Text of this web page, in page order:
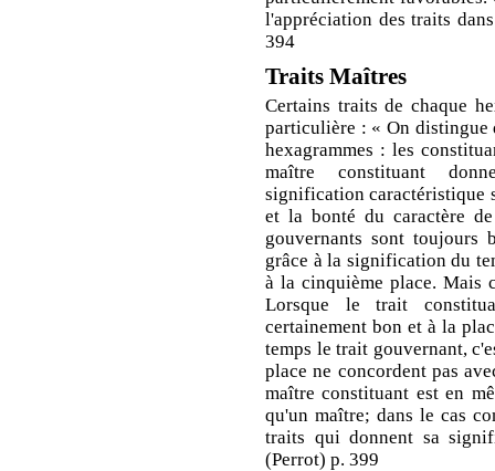
l'appréciation des traits
394
Traits Maîtres
Certains traits de chaque
particulière : « On distingue
hexagrammes : les
maître constituant
signification caractéristique
et la bonté du caractère
gouvernants sont toujours
grâce à la signification du
à la cinquième place. Mais
Lorsque le trait
certainement bon et à la
temps le trait gouvernant,
place ne concordent pas
maître constituant est en
qu'un maître; dans le cas
traits qui donnent sa
(Perrot) p. 399